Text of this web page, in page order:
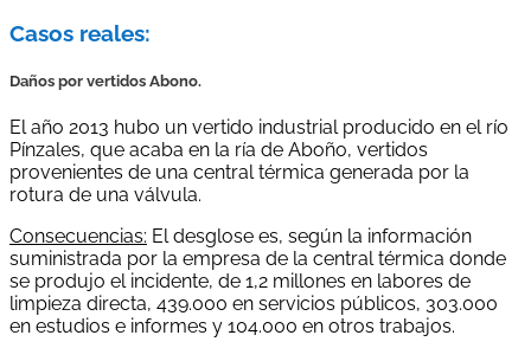
Casos reales:
Daños por vertidos Abono.
El año 2013 hubo un vertido industrial producido en el río
Pínzales, que acaba en la ría de Aboño, vertidos
provenientes de una central térmica generada por la
rotura de una válvula.
Consecuencias: El desglose es, según la información
suministrada por la empresa de la central térmica donde
se produjo el incidente, de 1,2 millones en labores de
limpieza directa, 439.000 en servicios públicos, 303.000
en estudios e informes y 104.000 en otros trabajos.